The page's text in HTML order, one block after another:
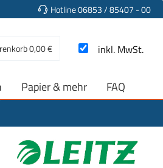
Hotline 06853 / 85407 - 00
0,00 € inkl. MwSt.
Papier & mehr FAQ